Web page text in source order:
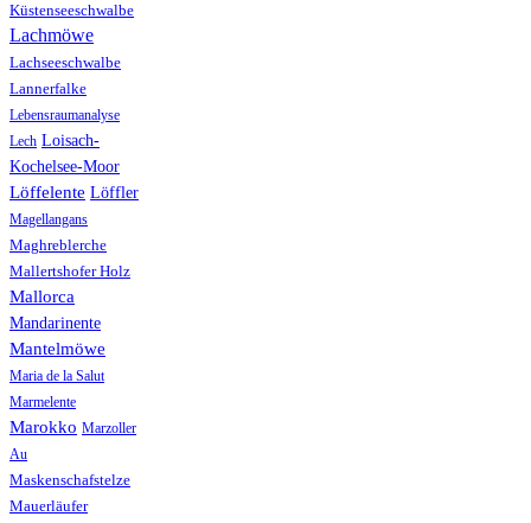
Küstenseeschwalbe
Lachmöwe
Lachseeschwalbe
Lannerfalke
Lebensraumanalyse
Lech Loisach-
Kochelsee-Moor
Löffelente Löffler
Magellangans
Maghreblerche
Mallertshofer Holz
Mallorca
Mandarinente
Mantelmöwe
Maria de la Salut
Marmelente
Marokko Marzoller
Au
Maskenschafstelze
Mauerläufer